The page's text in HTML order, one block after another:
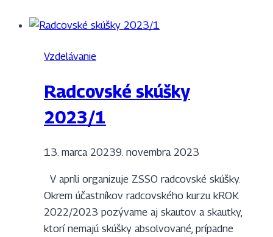
Vzdelávanie
Radcovské skúšky
2023/1
13. marca 20239. novembra 2023
V apríli organizuje ZSSO radcovské skúšky.
Okrem účastníkov radcovského kurzu kROK
2022/2023 pozývame aj skautov a skautky,
ktorí nemajú skúšky absolvované, prípadne